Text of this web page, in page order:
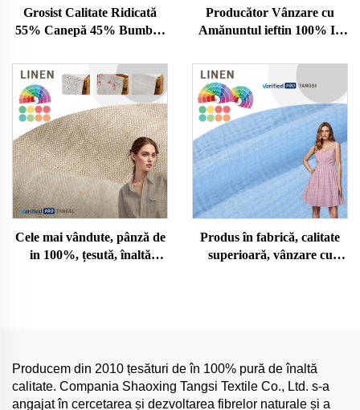
Grosist Calitate Ridicată
55% Canepă 45% Bumbac
Fete/Femei Camasa de
Costum Elastică
Monocromă Direct de la
Fabrică
Producător Vânzare cu
Amănuntul ieftin 100% In
pentru Haine Țesută pentru
Cămăși și Robe Pânză de In
Cele mai vândute, pânză de
in 100%, țesută, înaltă
Produs în fabrică, calitate
superioară, vânzare cu
Producem din 2010 țesături de în 100% pură de înaltă
calitate. Compania Shaoxing Tangsi Textile Co., Ltd. s-a
angajat în cercetarea și dezvoltarea fibrelor naturale și a